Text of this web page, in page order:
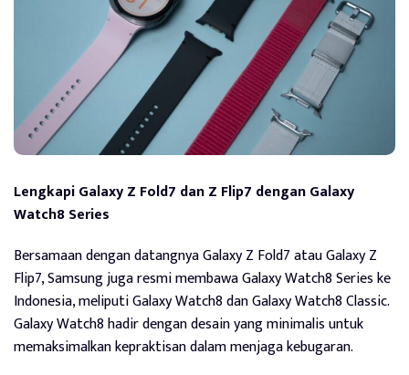
Lengkapi Galaxy Z Fold7 dan Z Flip7 dengan Galaxy
Watch8 Series
Bersamaan dengan datangnya Galaxy Z Fold7 atau Galaxy Z
Flip7, Samsung juga resmi membawa Galaxy Watch8 Series ke
Indonesia, meliputi Galaxy Watch8 dan Galaxy Watch8 Classic.
Galaxy Watch8 hadir dengan desain yang minimalis untuk
memaksimalkan kepraktisan dalam menjaga kebugaran.